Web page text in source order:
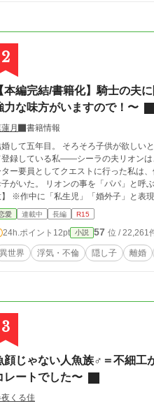
2
本編完結/書籍化】騎士の夫
力な味方がいますので！〜
月
書籍情報
して五年目。 そろそろ子供が欲しいと言っても素
登録している私――シーラの夫リオンは
ー要員としてクエストに行った私は
がいた。 リオンの事を「パパ」と呼ぶ
※作中に「私生児」「婚外子」と表
は「婚外子」とし、明確に差別化を
作品とも関係ありませんのでこの作
筆集中の為感想欄は閉じています。 ※
愛 連載中 長編 R15
24h.ポイント 12pt 小説 57 位 / 22,261
異世界 浮気・不倫 隠し子 離婚
3
顔じゃない人魚族♂＝不細工
レートでした〜
くる佳